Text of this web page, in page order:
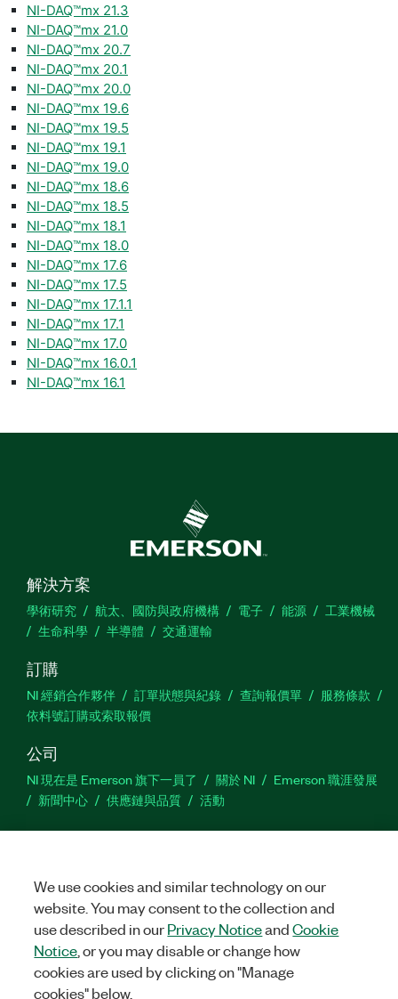
NI-DAQ™mx 21.3
NI-DAQ™mx 21.0
NI-DAQ™mx 20.7
NI-DAQ™mx 20.1
NI-DAQ™mx 20.0
NI-DAQ™mx 19.6
NI-DAQ™mx 19.5
NI-DAQ™mx 19.1
NI-DAQ™mx 19.0
NI-DAQ™mx 18.6
NI-DAQ™mx 18.5
NI-DAQ™mx 18.1
NI-DAQ™mx 18.0
NI-DAQ™mx 17.6
NI-DAQ™mx 17.5
NI-DAQ™mx 17.1.1
NI-DAQ™mx 17.1
NI-DAQ™mx 17.0
NI-DAQ™mx 16.0.1
NI-DAQ™mx 16.1
解決方案
學術研究 航太、國防與政府機構 電子 能源
工業機械
生命科學
半導體 交通運輸
訂購
NI 經銷合作夥伴 訂單狀態與紀錄 查詢報價單
服務條款
依料號訂購或索取報價
公司
NI 現在是 Emerson 旗下一員了 關於 NI
Emerson 職涯發展
新聞中心
供應鏈與品質 活動
支援
站建議
TwitterFacebook
We use cookies and similar technology on our
website. You may consent to the collection and
use described in ourPrivacy NoticeandCookie
Notice , or you may disable or change how
cookies are used by clicking on "Manage
cookies" below.